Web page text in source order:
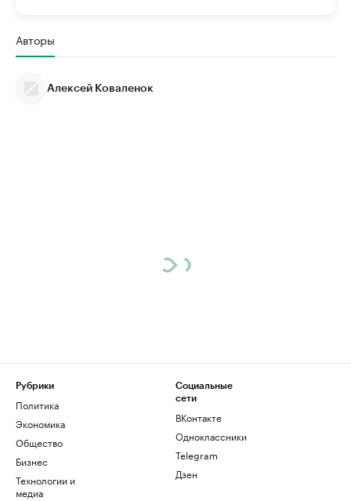
Авторы
Алексей Коваленок
Рубрики
Политика
Экономика
Общество
Бизнес
Технологии и
медиа
Социальные
сети
ВКонтакте
Одноклассники
Telegram
Дзен